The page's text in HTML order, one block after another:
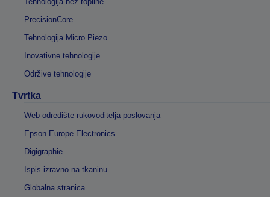
PrecisionCore
Tehnologija Micro Piezo
Inovativne tehnologije
Održive tehnologije
Tvrtka
Web-odredište rukovoditelja poslovanja
Epson Europe Electronics
Digigraphie
Ispis izravno na tkaninu
Globalna stranica